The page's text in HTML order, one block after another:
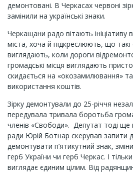
демонтовані. В Черкасах червоні
замінили на українські знаки.
Черкащани радо вітають
міста, хоча й підкреслюють, що такі
виглядають, коли дороги
громадські місця виглядають
скидається на «окозамилювання»
використання коштів.
Зірку демонтували до 25-річчя
передувала тривала боротьба
членів «Свободи». Депутат тоді ще
ради Юрій Ботнар скерував запити
демонтувати п’ятикутний знак,
герб України чи герб Черкас. І
виглядає єдиним цілим. Від